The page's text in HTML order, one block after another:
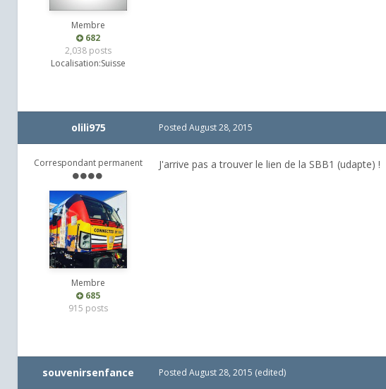
Membre
682
2,038 posts
Localisation:Suisse
olili975
Correspondant permanent
Membre
685
915 posts
Posted August 28, 2015
J'arrive pas a trouver le lien de la SBB1 (udapte) !
souvenirsenfance Posted August 28, 2015 (edited)